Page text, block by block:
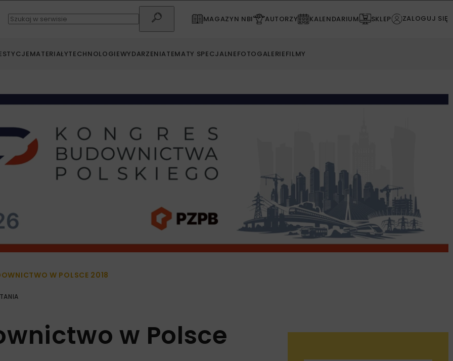
MAGAZYN NBI AUTORZY KALENDARIUM SKLEP ZALOGUJ SIĘ
MATERIAŁYTECHNOLOGIEWYDARZENIATEMATY SPECJALNEFOTOGALERIEFILMY
W POLSCE 2018
w Polsce